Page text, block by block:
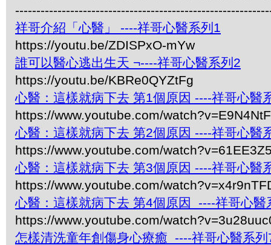
祥哥介紹「心醫」 ----祥哥心醫系列1
https://youtu.be/ZDISPxO-mYw
誰可以醫心逃出生天 ¬----祥哥心醫系列2
https://youtu.be/KBRe0QYZtFg
心醫：這樣就病下去 第1個原因 ----祥哥心醫
https://www.youtube.com/
心醫：這樣就病下去 第2個原因 ----祥哥心醫
https://www.youtube.com/
心醫：這樣就病下去 第3個原因 ----祥哥心醫
https://www.youtube.com/
心醫：這樣就病下去 第4個原因 ----祥哥心醫
https://www.youtube.com/
怎樣清洗童年創傷身心療癒 ----祥哥心醫系列